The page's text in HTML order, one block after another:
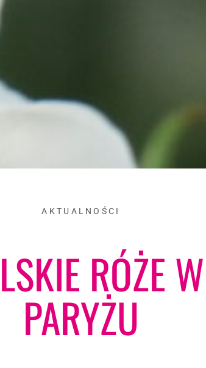
AKTUALNOŚCI
RÓŻE W
PARYŻU